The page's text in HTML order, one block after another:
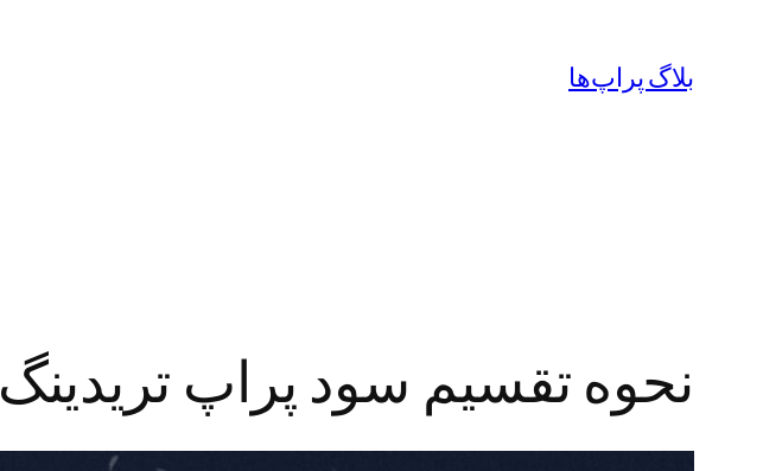
بلاگ پراپ‌ها
نحوه تقسیم سود پراپ تریدینگ